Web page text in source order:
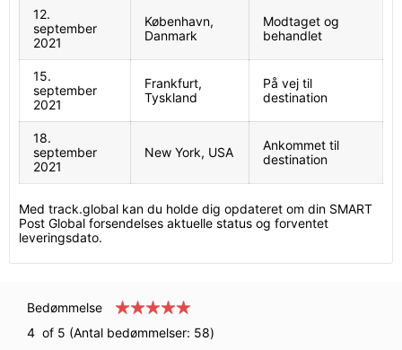
12.
september
2021
København,
Danmark
Modtaget og
behandlet
15.
september
2021
Frankfurt,
Tyskland
På vej til
destination
18.
september
2021
New York, USA
Ankommet til
destination
Med track.global kan du holde dig opdateret om din SMART
Post Global forsendelses aktuelle status og forventet
leveringsdato.
Bedømmelse
4 of 5 (Antal bedømmelser: 58)